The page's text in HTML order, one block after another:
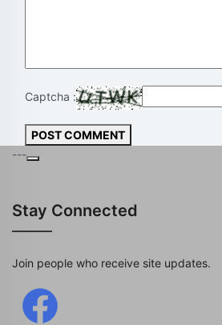
Captcha :
POST COMMENT
---
Stay Connected
Join people who receive site updates.